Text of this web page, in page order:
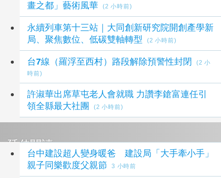
畫之都」藝術風華
(2 小時前)
永續列車第十三站｜大同創新研究院開創產學新
局、聚焦數位、低碳雙軸轉型
(2 小時前)
台7線（羅浮至西村）路段解除預警性封閉
(2 小
時前)
許淑華出席草屯老人會就職 力讚李鎗富連任引
領全縣最大社團
(2 小時前)
延伸閱讀
台中建設超人變身暖爸 建設局「大手牽小手」
親子同樂歡度父親節
3 小時前